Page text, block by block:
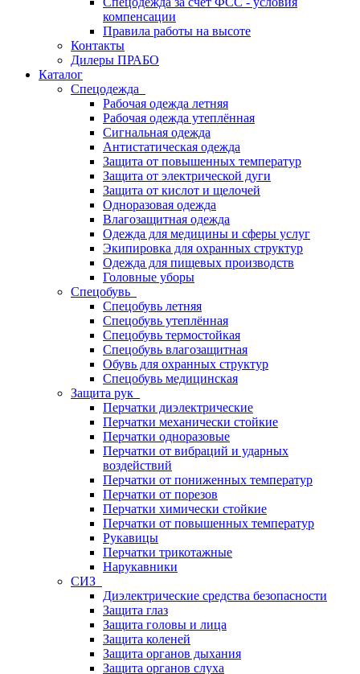
компенсации
Правила работы на высоте
Контакты
Дилеры ПРАБО
Каталог
Спецодежда
Рабочая одежда летняя
Рабочая одежда утеплённая
Сигнальная одежда
Антистатическая одежда
Защита от повышенных температур
Защита от электрической дуги
Защита от кислот и щелочей
Одноразовая одежда
Влагозащитная одежда
Одежда для медицины и сферы услуг
Экипировка для охранных структур
Одежда для пищевых производств
Головные уборы
Спецобувь
Спецобувь летняя
Спецобувь утеплённая
Спецобувь термостойкая
Спецобувь влагозащитная
Обувь для охранных структур
Спецобувь медицинская
Защита рук
Перчатки диэлектрические
Перчатки механически стойкие
Перчатки одноразовые
Перчатки от вибраций и ударных
воздействий
Перчатки от пониженных температур
Перчатки от порезов
Перчатки химически стойкие
Перчатки от повышенных температур
Рукавицы
Перчатки трикотажные
Нарукавники
СИЗ
Диэлектрические средства безопасности
Защита глаз
Защита головы и лица
Защита коленей
Защита органов дыхания
Защита органов слуха